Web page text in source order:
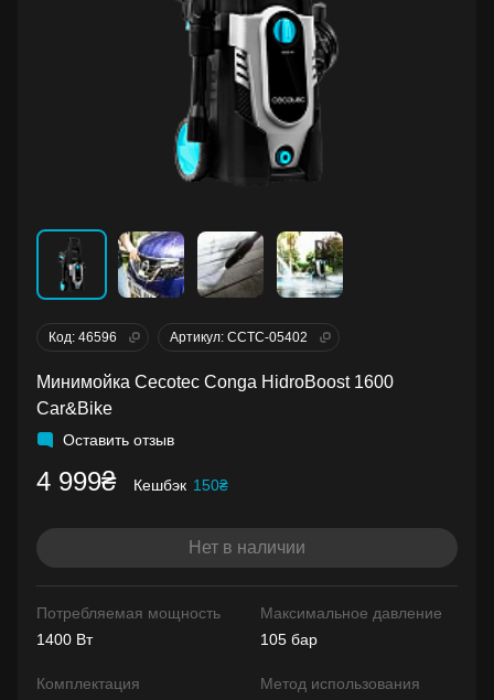
Код: 46596 Артикул: CCTC-05402
Минимойка Cecotec Conga HidroBoost 1600
Car&Bike
Оставить отзыв
4 999₴ Кешбэк 150₴
Нет в наличии
Потребляемая мощность
1400 Вт
Максимальное давление
105 бар
Комплектация
Метод использования